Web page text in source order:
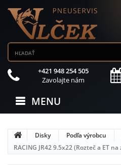
+421 948 254 505
Zavolajte nám
MENU
Disky Podľa výrobcu
RACING JR42 9.5x22 (Rozteč a ET